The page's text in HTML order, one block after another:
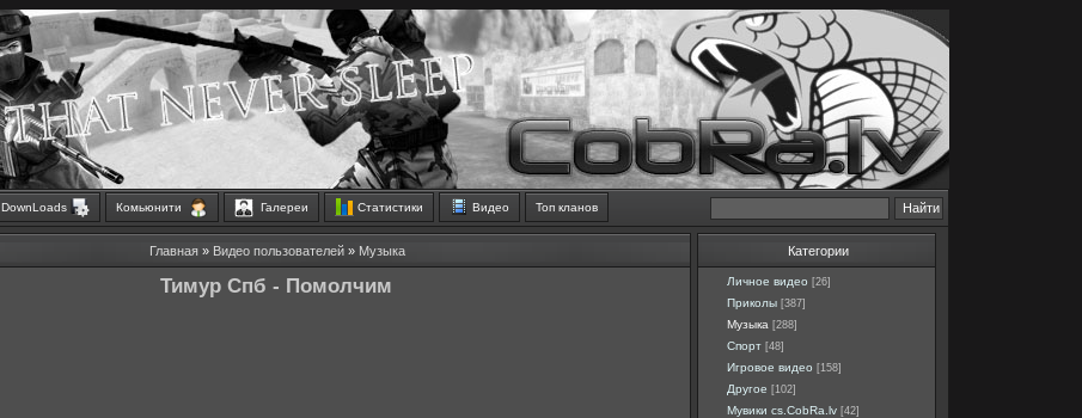
DownLoads Комьюнити Галереи Статистики Видео Топ кланов
Главная » Видео пользователей » Музыка
Тимур Спб - Помолчим
Категории
Личное видео [26]
Приколы [387]
Музыка [288]
Спорт [48]
Игровое видео [158]
Другое [102]
Мувики cs.CobRa.lv [42]